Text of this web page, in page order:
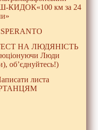
КИДОК«100 км за 24
НА ЛЮДЯНIСТЬ
Люди
об’єднуйтесь!)
листа